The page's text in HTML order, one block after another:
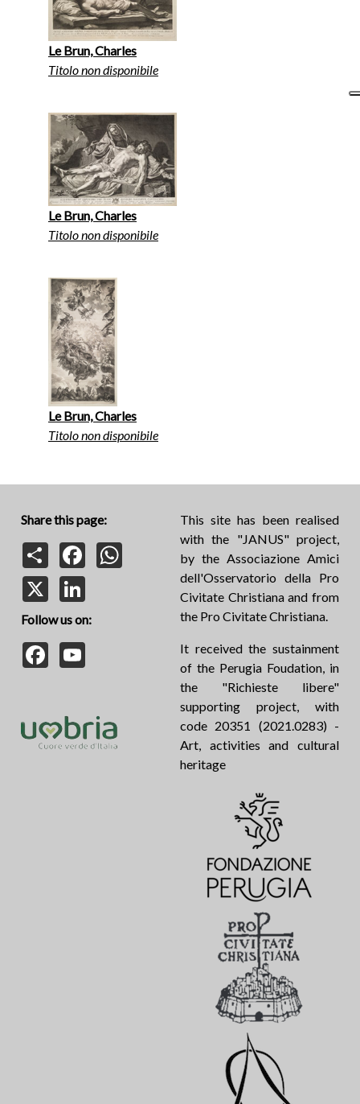
Le Brun, Charles
Titolo non disponibile
Le Brun, Charles
Titolo non disponibile
Le Brun, Charles
Titolo non disponibile
Share this page:
Share
Facebook
Follow us on:
Facebook
This site has been realised
with the "JANUS" project,
by the Associazione Amici
dell'Osservatorio della Pro
Civitate Christiana and from
the Pro Civitate Christiana.
It received the sustainment
of the Perugia Foudation, in
the "Richieste libere"
supporting project, with
code 20351 (2021.0283) -
Art, activities and cultural
heritage